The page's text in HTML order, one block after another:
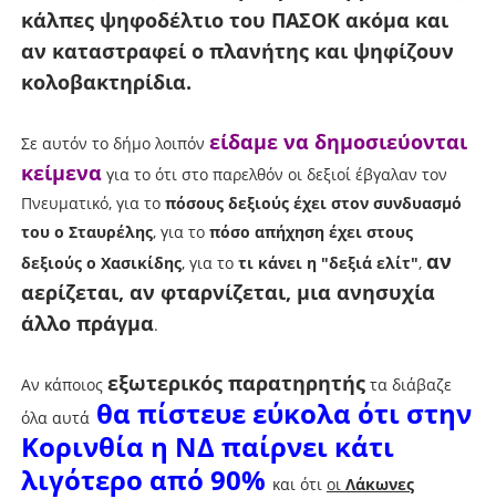
κάλπες ψηφοδέλτιο του ΠΑΣΟΚ ακόμα και
αν καταστραφεί ο πλανήτης και ψηφίζουν
κολοβακτηρίδια.
Σε αυτόν το δήμο λοιπόν είδαμε να δημοσιεύονται
κείμεναγια το ότι στο παρελθόν οι δεξιοί έβγαλαν τον
Πνευματικό, για το πόσους δεξιούς έχει στον συνδυασμό
του ο Σταυρέλης, για το πόσο απήχηση έχει στους
δεξιούς ο Χασικίδης, για τοτι κάνει η "δεξιά ελίτ", αν
αερίζεται, αν φταρνίζεται, μια ανησυχία
άλλο πράγμα.
Αν κάποιος εξωτερικός παρατηρητήςτα διάβαζε
όλα αυτάθα πίστευε εύκολα ότι στην
Κορινθία η ΝΔ παίρνει κάτι
λιγότερο από 90% και ότι οι Λάκωνες